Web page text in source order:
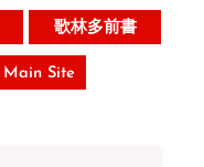
歌林多前書
Site